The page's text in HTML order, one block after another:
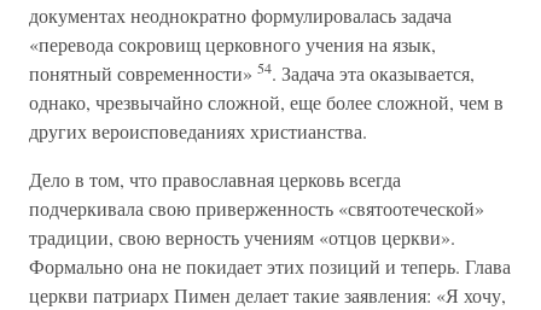
документах неоднократно формулировалась задача
«перевода сокровищ церковного учения на язык,
понятный современности» 54. Задача эта оказывается,
однако, чрезвычайно сложной, еще более сложной, чем в
других вероисповеданиях христианства.
Дело в том, что православная церковь всегда
подчеркивала свою приверженность «святоотеческой»
традиции, свою верность учениям «отцов церкви».
Формально она не покидает этих позиций и теперь. Глава
церкви патриарх Пимен делает такие заявления: «Я хочу,